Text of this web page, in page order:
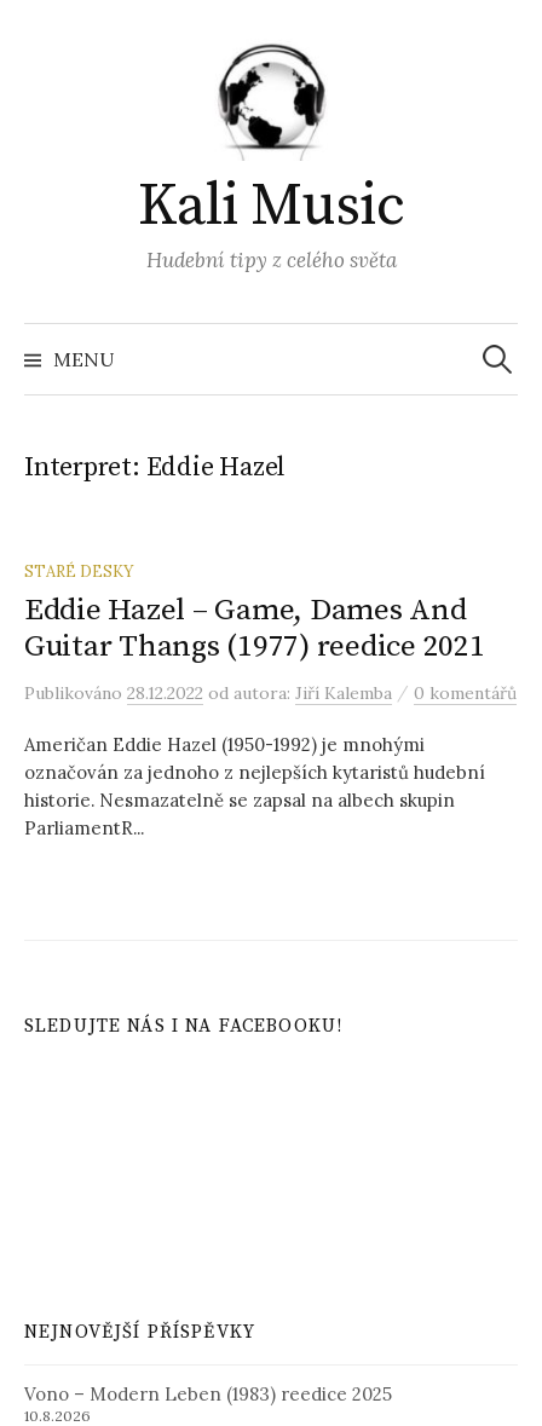
Kali Music
Hudební tipy z celého světa
MENU
Interpret: Eddie Hazel
STARÉ DESKY
Eddie Hazel – Game, Dames And
Guitar Thangs (1977) reedice 2021
Publikováno 28.12.2022 od autora: Jiří Kalemba / 0 komentářů
Američan Eddie Hazel (1950-1992) je mnohými
označován za jednoho z nejlepších kytaristů hudební
historie. Nesmazatelně se zapsal na albech skupin
ParliamentR...
SLEDUJTE NÁS I NA FACEBOOKU!
NEJNOVĚJŠÍ PŘÍSPĚVKY
Vono – Modern Leben (1983) reedice 2025
10.8.2026